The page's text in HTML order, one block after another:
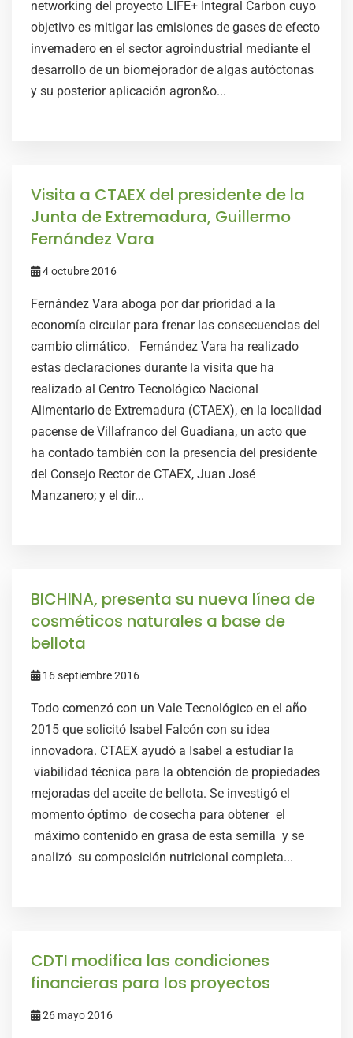
networking del proyecto LIFE+ Integral Carbon cuyo
objetivo es mitigar las emisiones de gases de efecto
invernadero en el sector agroindustrial mediante el
desarrollo de un biomejorador de algas autóctonas
y su posterior aplicación agron&o...
Visita a CTAEX del presidente de la
Junta de Extremadura, Guillermo
Fernández Vara
4 octubre 2016
Fernández Vara aboga por dar prioridad a la
economía circular para frenar las consecuencias del
cambio climático. Fernández Vara ha realizado
estas declaraciones durante la visita que ha
realizado al Centro Tecnológico Nacional
Alimentario de Extremadura (CTAEX), en la localidad
pacense de Villafranco del Guadiana, un acto que
ha contado también con la presencia del presidente
del Consejo Rector de CTAEX, Juan José
Manzanero; y el dir...
BICHINA, presenta su nueva línea de
cosméticos naturales a base de
bellota
16 septiembre 2016
Todo comenzó con un Vale Tecnológico en el año
2015 que solicitó Isabel Falcón con su idea
innovadora. CTAEX ayudó a Isabel a estudiar la
viabilidad técnica para la obtención de propiedades
mejoradas del aceite de bellota. Se investigó el
momento óptimo de cosecha para obtener el
máximo contenido en grasa de esta semilla y se
analizó su composición nutricional completa...
CDTI modifica las condiciones
financieras para los proyectos
26 mayo 2016